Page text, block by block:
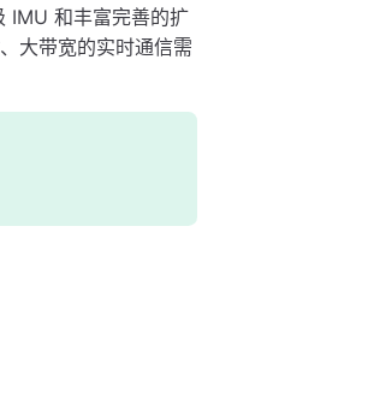
IMU 和丰富完善的扩
大带宽的实时通信需